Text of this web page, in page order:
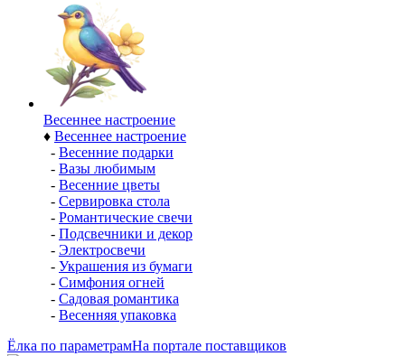
Весеннее настроение
♦ Весеннее настроение
- Весенние подарки
- Вазы любимым
- Весенние цветы
- Сервировка стола
- Романтические свечи
- Подсвечники и декор
- Электросвечи
- Украшения из бумаги
- Симфония огней
- Садовая романтика
- Весенняя упаковка
Ёлка по параметрамНа портале поставщиков